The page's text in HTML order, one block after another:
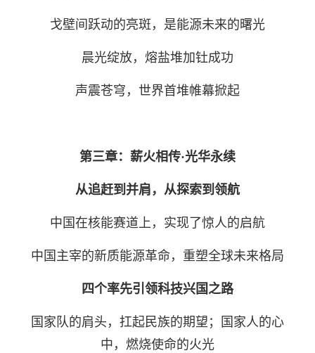
戈壁间跃动的亮斑， 是能源未来的曙光
晨光绽放， 熔盐堆加钍成功
声震苍穹， 世界首堆帷幕掀起
第三章：薪火相传·光华永续
从追赶到并肩 ， 从探索到领航
中国在核能赛道上， 实现了惊人的启航
中国主宰的新质能源革命， 重塑全球未来格局
四个率先引领科技兴国之路
国家队的肩头， 扛起民族的期望；
国家人的心
中， 燃烧使命的火光